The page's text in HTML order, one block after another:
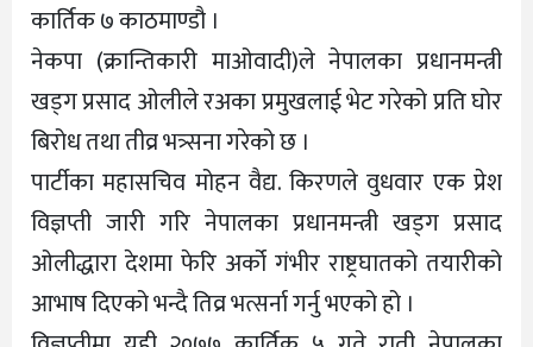
कार्तिक ७ काठमाण्डौ ।
नेकपा (क्रान्तिकारी माओवादी)ले नेपालका प्रधानमन्त्री
खड्ग प्रसाद ओलीले रअका प्रमुखलाई भेट गरेको प्रति घोर
बिरोध तथा तीव्र भत्र्सना गरेको छ ।
पार्टीका महासचिव मोहन वैद्य. किरणले वुधवार एक प्रेश
विज्ञप्ती जारी गरि नेपालका प्रधानमन्त्री खड्ग प्रसाद
ओलीद्धारा देशमा फेरि अर्को गंभीर राष्ट्रघातको तयारीको
आभाष दिएको भन्दै तिव्र भत्सर्ना गर्नु भएको हो ।